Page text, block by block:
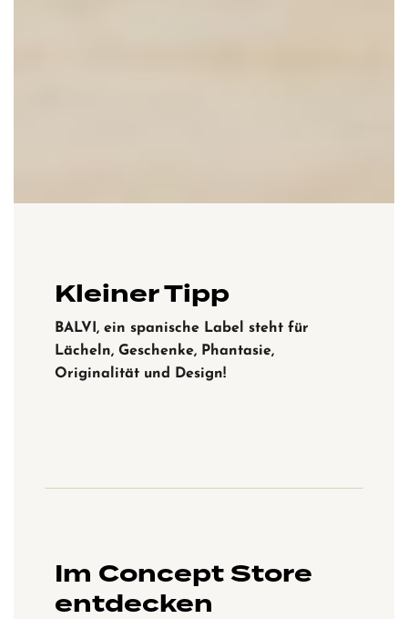
Kleiner Tipp
BALVI, ein spanische Label steht für
Lächeln, Geschenke, Phantasie,
Originalität und Design!
Im Concept Store
entdecken